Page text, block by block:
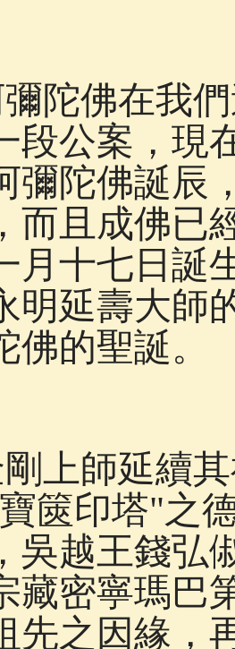
陀佛在我
段公案，現
彌陀佛誕辰
而且成佛已
月十七日誕
明延壽大師
佛的聖誕。
上師延續
篋印塔"之
吳越王錢弘
藏密寧瑪
先之因緣，